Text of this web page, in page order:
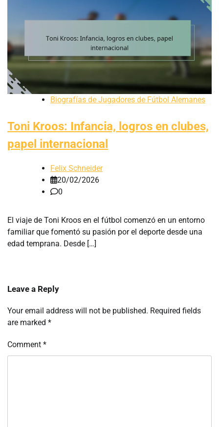
Biografías de Jugadores de Fútbol Alemanes
Toni Kroos: Infancia, logros en clubes,
papel internacional
Felix Schneider
20/02/2026
0
El viaje de Toni Kroos en el fútbol comenzó en un entorno
familiar que fomentó su pasión por el deporte desde una
edad temprana. Desde […]
Leave a Reply
Your email address will not be published. Required fields
are marked *
Comment *